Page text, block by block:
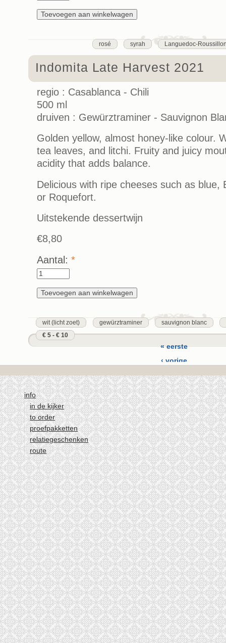
rosé syrah Languedoc-
Indomita Late Harvest 2021
regio : Casablanca - Chili
500 ml
druiven : Gewürztraminer - Sauvignon
Golden yellow, almost honey-like colour.
tea leaves, and litchi. Fruity and juicy
acidity that adds balance.
Delicious with ripe cheeses such as blue,
or Roquefort.
Uitstekende dessertwijn
€8,80
Aantal: *
wit (licht zoet) gewürztraminer
sauvignon blanc
€ 5 - € 10
« eerste
‹ vorige
4
5
6
7
8
9
10
11
12
volgende ›
laatste »
info
in de kijker
to order
proefpakketten
relatiegeschenken
route